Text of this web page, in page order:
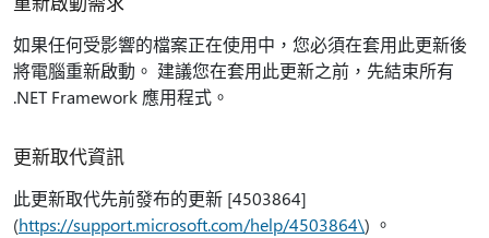
如果任何受影響的檔案正在使用中，您必須在套用此更新後
將電腦重新啟動。 建議您在套用此更新之前，先結束所有
.NET Framework 應用程式。
更新取代資訊
此更新取代先前發布的更新 [4503864]
(https://support.microsoft.com/help/4503864\) 。